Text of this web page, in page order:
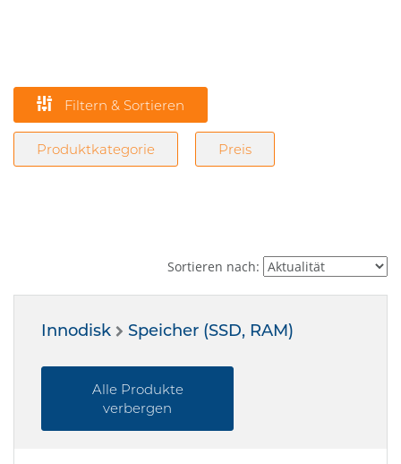
Filtern & Sortieren
Produktkategorie Preis
Sortieren nach:
Innodisk Speicher (SSD, RAM)
Alle Produkte
verbergen